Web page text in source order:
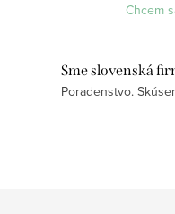
Chcem
Sme slovenská
Poradenstvo.